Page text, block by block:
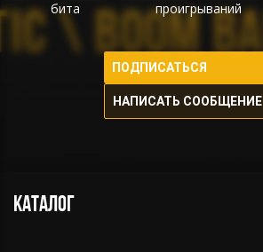
бита проигрываний
ПОДПИСАТЬСЯ
НАПИСАТЬ СООБЩЕНИЕ
Каталог